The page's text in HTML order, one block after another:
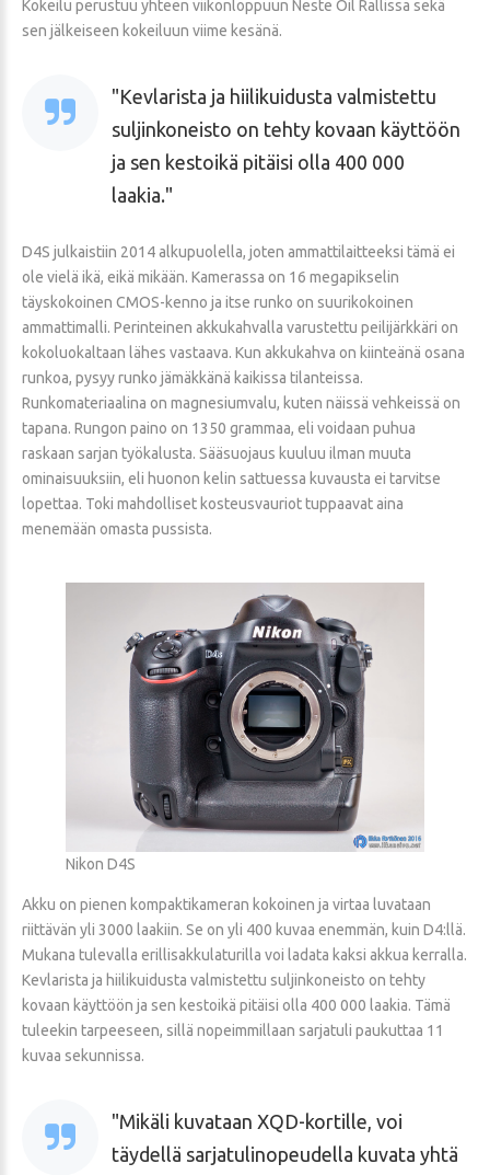
Kokeilu perustuu yhteen viikonloppuun Neste Oil Rallissa sekä
sen jälkeiseen kokeiluun viime kesänä.
Kevlarista ja hiilikuidusta valmistettu
suljinkoneisto on tehty kovaan käyttöön
ja sen kestoikä pitäisi olla 400 000
laakia.
D4S julkaistiin 2014 alkupuolella, joten ammattilaitteeksi tämä ei
ole vielä ikä, eikä mikään. Kamerassa on 16 megapikselin
täyskokoinen CMOS-kenno ja itse runko on suurikokoinen
ammattimalli. Perinteinen akkukahvalla varustettu peilijärkkäri on
kokoluokaltaan lähes vastaava. Kun akkukahva on kiinteänä osana
runkoa, pysyy runko jämäkkänä kaikissa tilanteissa.
Runkomateriaalina on magnesiumvalu, kuten näissä vehkeissä on
tapana. Rungon paino on 1350 grammaa, eli voidaan puhua
raskaan sarjan työkalusta. Sääsuojaus kuuluu ilman muuta
ominaisuuksiin, eli huonon kelin sattuessa kuvausta ei tarvitse
lopettaa. Toki mahdolliset kosteusvauriot tuppaavat aina
menemään omasta pussista.
Nikon D4S
Akku on pienen kompaktikameran kokoinen ja virtaa luvataan
riittävän yli 3000 laakiin. Se on yli 400 kuvaa enemmän, kuin D4:llä.
Mukana tulevalla erillisakkulaturilla voi ladata kaksi akkua kerralla.
Kevlarista ja hiilikuidusta valmistettu suljinkoneisto on tehty
kovaan käyttöön ja sen kestoikä pitäisi olla 400 000 laakia. Tämä
tuleekin tarpeeseen, sillä nopeimmillaan sarjatuli paukuttaa 11
kuvaa sekunnissa.
Mikäli kuvataan XQD-kortille, voi
täydellä sarjatulinopeudella kuvata yhtä